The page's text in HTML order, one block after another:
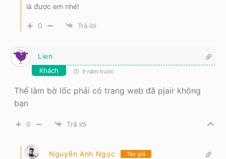
là được em nhé!
0 Trả lời
Lien
Khách 9 năm trước
Thế làm bờ lốc phải có trang web đã pjair không
bạn
0 Trả lời
Nguyễn Anh Ngọc Tác giả